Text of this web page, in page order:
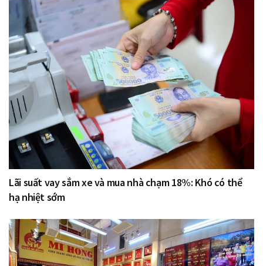
Lãi suất vay sắm xe và mua nhà chạm 18%: Khó có thể
hạ nhiệt sớm